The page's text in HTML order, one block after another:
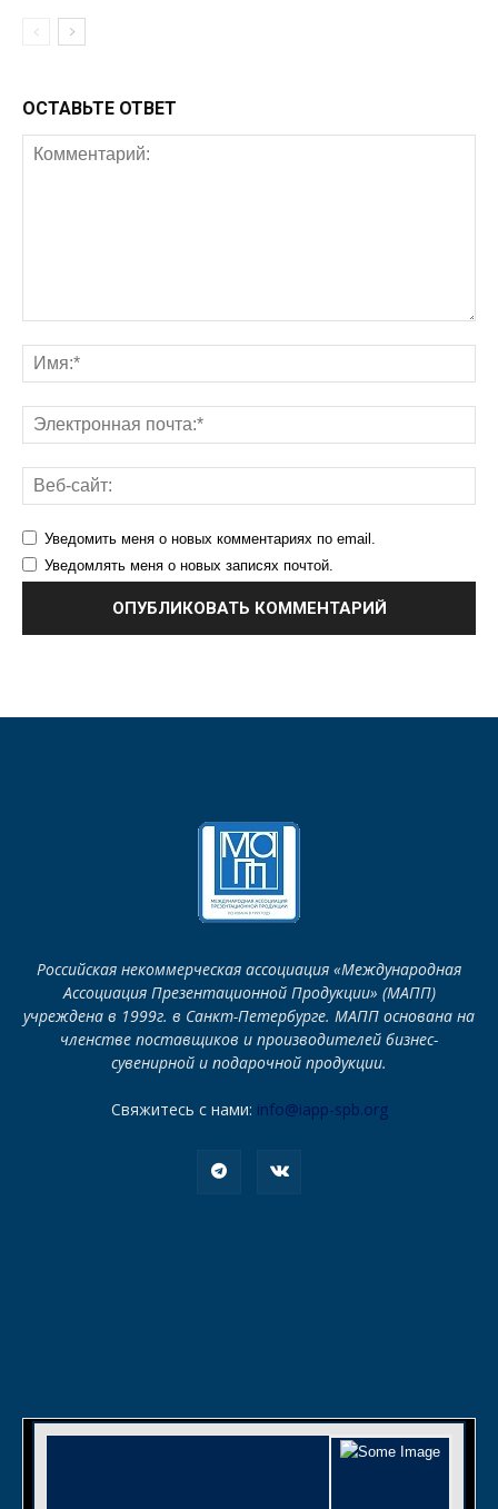
ОСТАВЬТЕ ОТВЕТ
Уведомить меня о новых комментариях по email.
Уведомлять меня о новых записях почтой.
Российская некоммерческая ассоциация «Международная
Ассоциация Презентационной Продукции» (МАПП)
учреждена в 1999г. в Санкт-Петербурге. МАПП основана на
членстве поставщиков и производителей бизнес-
сувенирной и подарочной продукции.
Свяжитесь с нами: info@iapp-spb.org